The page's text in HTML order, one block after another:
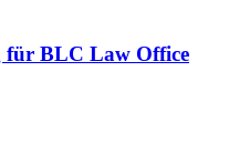
für BLC Law Office